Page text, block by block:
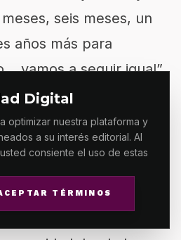
Digital
optimizar nuestra plataforma y
a su interés editorial. Al
consiente el uso de estas
TÉRMINOS
seis meses, un
años más para
vamos a seguir igual”,
ante el grave
y los robos,
Ecologista propuso